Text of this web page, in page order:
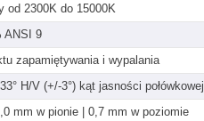
od 2300K do 15000K
ANSI 9
zapamiętywania i wypalania
H/V (+/-3°) kąt jasności połówkowej
mm w pionie | 0,7 mm w poziomie